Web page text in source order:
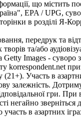
що містить
EPA / UPG,
в розділі Я-
передрук та
та/або
Getty Images - суворо
korrespondent.net
(21+). Участь в
залежність.
гри.
негайно зверніться
в азартних